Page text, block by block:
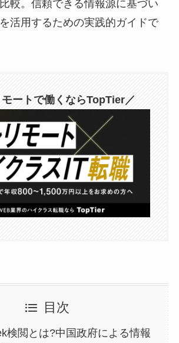
較。信頼できる情報源に基づい
活用するための実践的ガイドで
ートで働くならTopTier／
目次
検閲とは?中国政府による情報